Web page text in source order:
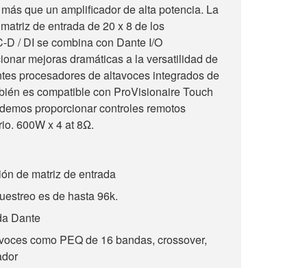
que un amplificador de alta potencia. La
de entrada de 20 x 8 de los
/ DI se combina con Dante I/O
mejoras dramáticas a la versatilidad de
procesadores de altavoces integrados de
es compatible con ProVisionaire Touch
proporcionar controles remotos
600W x 4 at 8Ω.
de matriz de entrada
es de hasta 96k.
Dante
como PEQ de 16 bandas, crossover,